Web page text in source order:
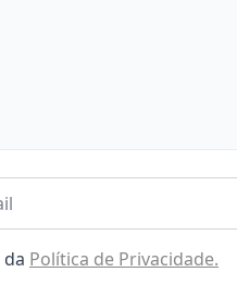
Política de Privacidade.